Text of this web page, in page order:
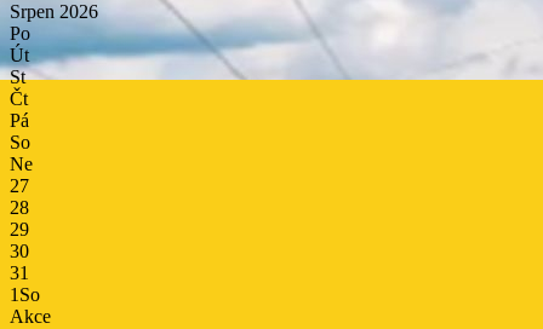
Srpen 2026
Po
Út
St
Čt
Pá
So
Ne
27
28
29
30
31
1So
Akce